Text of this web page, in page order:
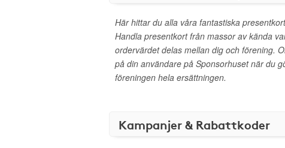
Här hittar du alla våra fantastiska
Handla presentkort från massor av kända
ordervärdet delas mellan dig och förening.
på din användare på Sponsorhuset när du
föreningen hela ersättningen.
Kampanjer & Rabattkoder